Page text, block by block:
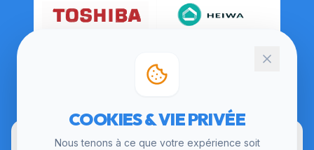
COOKIES & VIE PRIVÉE
Nous tenons à ce que votre expérience soit